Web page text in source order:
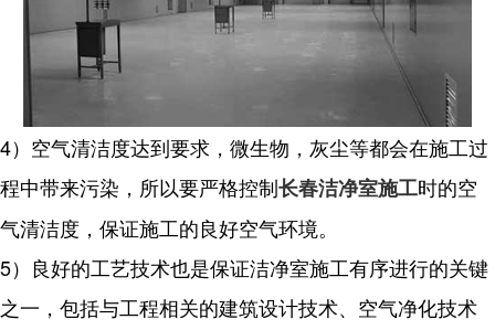
4）空气清洁度达到要求，微生物，灰尘等都会在施工过
程中带来污染，所以要严格控制长春洁净室施工时的空
气清洁度，保证施工的良好空气环境。
5）良好的工艺技术也是保证洁净室施工有序进行的关键
之一，包括与工程相关的建筑设计技术、空气净化技术